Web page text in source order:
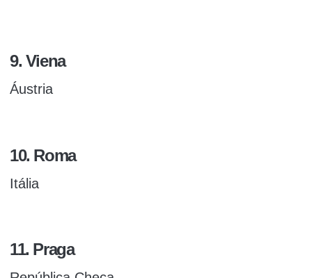
9. Viena
Áustria
10. Roma
Itália
11. Praga